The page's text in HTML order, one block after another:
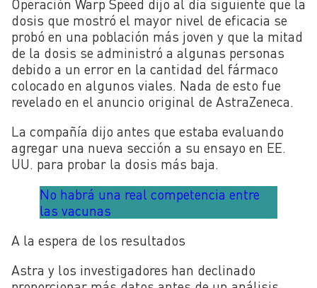
Operación Warp Speed dijo al día siguiente que la
dosis que mostró el mayor nivel de eficacia se
probó en una población más joven y que la mitad
de la dosis se administró a algunas personas
debido a un error en la cantidad del fármaco
colocado en algunos viales. Nada de esto fue
revelado en el anuncio original de AstraZeneca.
La compañía dijo antes que estaba evaluando
agregar una nueva sección a su ensayo en EE.
UU. para probar la dosis más baja.
No habrá una real competencia entre
las vacunas
A la espera de los resultados
Astra y los investigadores han declinado